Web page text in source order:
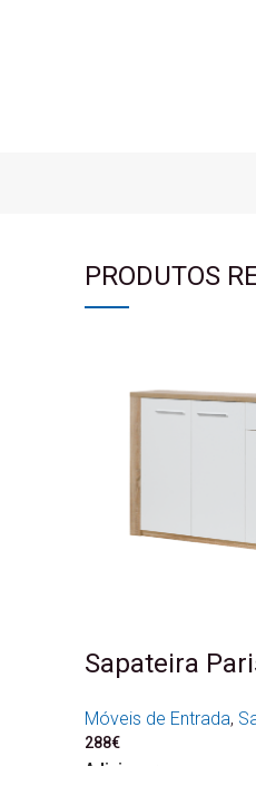
PRODUTOS
Sapateira
Móveis de Entrada,
288€
Adicionar